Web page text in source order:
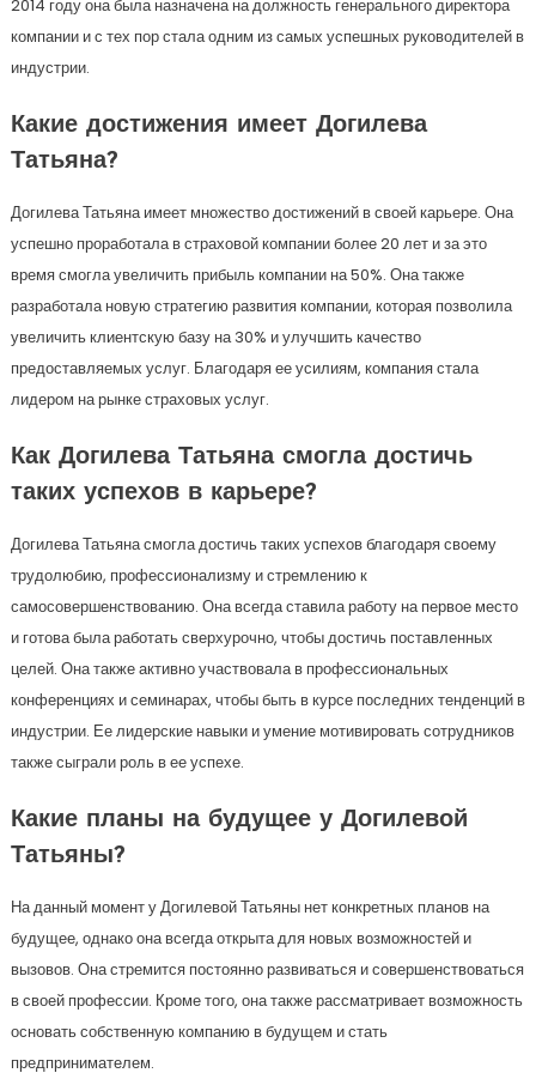
2014 году она была назначена на должность генерального директора
компании и с тех пор стала одним из самых успешных руководителей в
индустрии.
Какие достижения имеет Догилева
Татьяна?
Догилева Татьяна имеет множество достижений в своей карьере. Она
успешно проработала в страховой компании более 20 лет и за это
время смогла увеличить прибыль компании на 50%. Она также
разработала новую стратегию развития компании, которая позволила
увеличить клиентскую базу на 30% и улучшить качество
предоставляемых услуг. Благодаря ее усилиям, компания стала
лидером на рынке страховых услуг.
Как Догилева Татьяна смогла достичь
таких успехов в карьере?
Догилева Татьяна смогла достичь таких успехов благодаря своему
трудолюбию, профессионализму и стремлению к
самосовершенствованию. Она всегда ставила работу на первое место
и готова была работать сверхурочно, чтобы достичь поставленных
целей. Она также активно участвовала в профессиональных
конференциях и семинарах, чтобы быть в курсе последних тенденций в
индустрии. Ее лидерские навыки и умение мотивировать сотрудников
также сыграли роль в ее успехе.
Какие планы на будущее у Догилевой
Татьяны?
На данный момент у Догилевой Татьяны нет конкретных планов на
будущее, однако она всегда открыта для новых возможностей и
вызовов. Она стремится постоянно развиваться и совершенствоваться
в своей профессии. Кроме того, она также рассматривает возможность
основать собственную компанию в будущем и стать
предпринимателем.